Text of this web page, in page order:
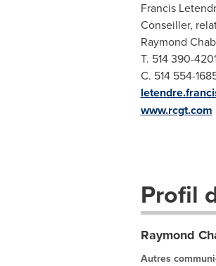
Francis
Conseiller,
Raymond
T. 514 390-
C. 514 554-
www.rcgt.com
Profil
Raymond
Autres